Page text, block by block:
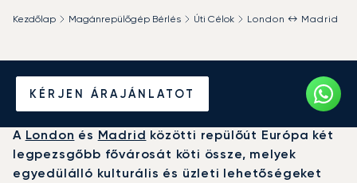
KÉRJEN ÁRAJÁNLATOT
Kezdőlap Magánrepülőgép Bérlés Úti Célok London ↔ Madrid
Béreljen magánrepülőt
London és Madrid között
A London és Madrid közötti repülőút Európa két
legpezsgőbb fővárosát köti össze, melyek
egyedülálló kulturális és üzleti lehetőségeket